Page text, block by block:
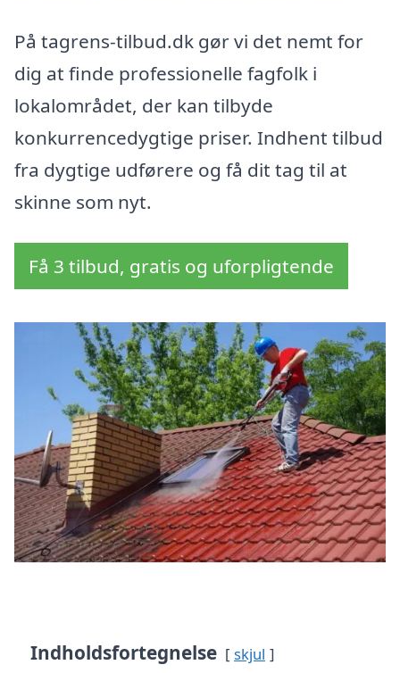
På tagrens-tilbud.dk gør vi det nemt for
dig at finde professionelle fagfolk i
lokalområdet, der kan tilbyde
konkurrencedygtige priser. Indhent tilbud
fra dygtige udførere og få dit tag til at
skinne som nyt.
Få 3 tilbud, gratis og uforpligtende
Indholdsfortegnelse skjul